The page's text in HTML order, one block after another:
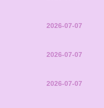
2026-07-07
2026-07-07
2026-07-07